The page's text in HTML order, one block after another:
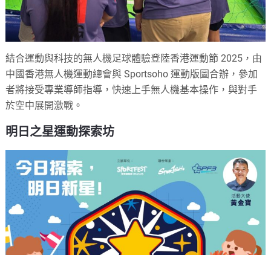
結合運動與科技的無人機足球體驗登陸香港運動節 2025，由
中國香港無人機運動總會與 Sportsoho 運動版圖合辦，參加
者將接受專業導師指導，快速上手無人機基本操作，與對手
於空中展開激戰。
明日之星運動探索坊